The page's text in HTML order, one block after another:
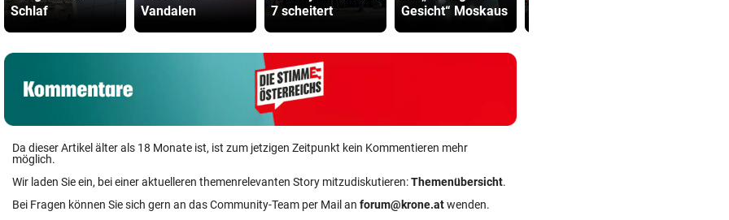
Schlaf
Vandalen
7 scheitert
Gesicht“ Moskaus
Da dieser Artikel älter als 18 Monate ist, ist zum jetzigen Zeitpunkt kein Kommentieren mehr
möglich.
Wir laden Sie ein, bei einer aktuelleren themenrelevanten Story mitzudiskutieren:Themenübersicht.
Bei Fragen können Sie sich gern an das Community-Team per Mail an forum@krone.atwenden.